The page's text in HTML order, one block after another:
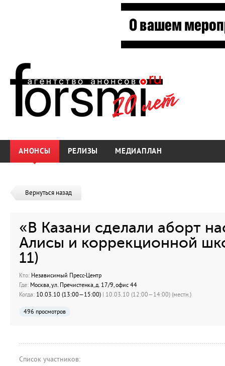
АНОНСЫ РЕЛИЗЫ МЕДИАПЛАН
Вернуться назад
«В Казани сделали аборт
Алисы и коррекционной
11)
Кто: Независимый Пресс-Центр
Где: Москва, ул. Пречистенка, д. 17/9, офис 44
Когда: 10.03.10 (13:00—15:00) | 10.03.10 (12:00—14:00) (местн.)
496 просмотров
Список участников: